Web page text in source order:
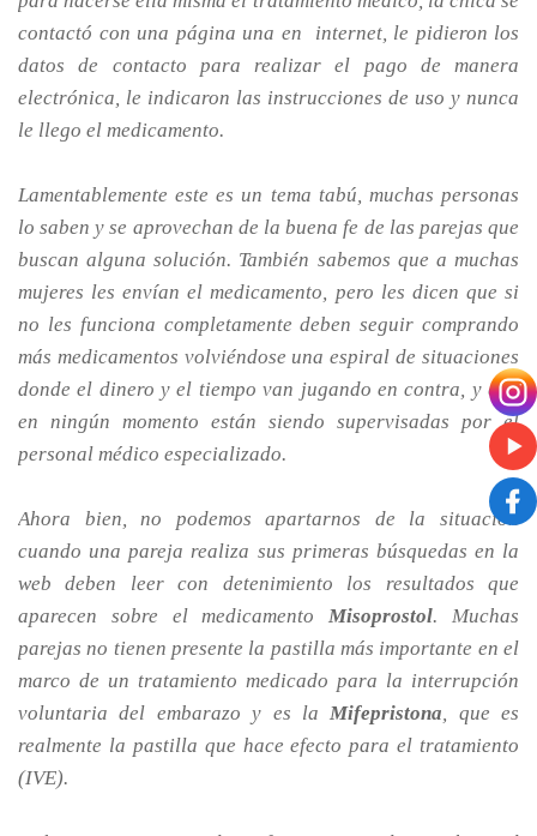
contactó con una página una en internet, le pidieron los
datos de contacto para realizar el pago de manera
electrónica, le indicaron las instrucciones de uso y nunca
le llego el medicamento.
Lamentablemente este es un tema tabú, muchas personas
lo saben y se aprovechan de la buena fe de las parejas que
buscan alguna solución. También sabemos que a muchas
mujeres les envían el medicamento, pero les dicen que si
no les funciona completamente deben seguir comprando
más medicamentos volviéndose una espiral de situaciones
donde el dinero y el tiempo van jugando en contra, y que
en ningún momento están siendo supervisadas por el
personal médico especializado.
Ahora bien, no podemos apartarnos de la situación
cuando una pareja realiza sus primeras búsquedas en la
web deben leer con detenimiento los resultados que
aparecen sobre el medicamentoMisoprostol. Muchas
parejas no tienen presente la pastilla más importante en el
marco de un tratamiento medicado para la interrupción
voluntaria del embarazo y es laMifepristona, que es
realmente la pastilla que hace efecto para el tratamiento
(IVE).